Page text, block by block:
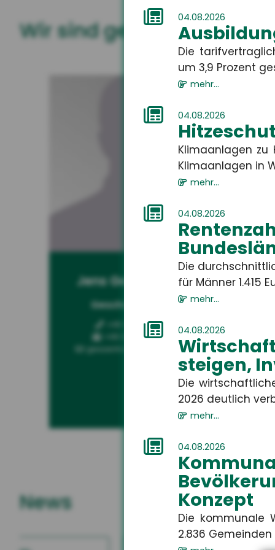
04.08.2026
Die
um 3,9 Prozent
mehr...
04.08.2026
Klimaanlagen zu
Klimaanlagen in
mehr...
04.08.2026
Die
für Männer 1.415
mehr...
04.08.2026
steigen,
Die
2026 deutlich
mehr...
04.08.2026
Konzept
Die kommunale
2.836
Wir sind gerne für Sie da
Jens Geßenhardt
Geschäftsführer
+49 3671 6743-0
+49 3671 6743-22
gessenhardt[at]hsh24.de
News